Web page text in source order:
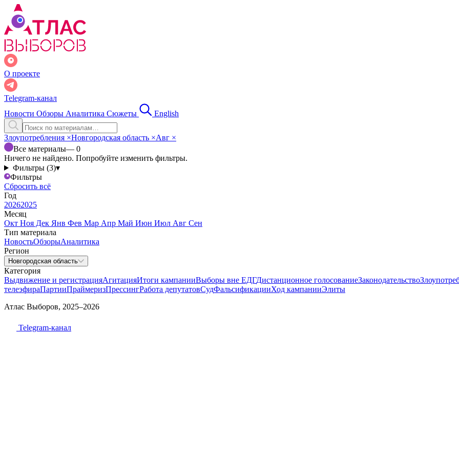
О проекте
Telegram-канал
Новости Обзоры Аналитика Сюжеты English
Злоупотребления ×Новгородская область ×Авг ×
Все материалы— 0
Ничего не найдено. Попробуйте изменить фильтры.
Фильтры (3)▾
Фильтры
Сбросить всё
Год
20262025
Месяц
Окт Ноя Дек Янв Фев Мар Апр Май Июн Июл Авг Сен
Тип материала
НовостьОбзорыАналитика
Регион
Новгородская область
Категория
Выдвижение и регистрацияАгитацияИтоги кампанииВыборы вне ЕДГДистанционное голосованиеЗаконодательство
телеэфираПартииПраймеризПрессингРабота депутатовСудФальсификацииХод кампанииЭлиты
Атлас Выборов, 2025–2026
Telegram-канал